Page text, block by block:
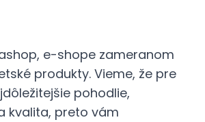
e-shope zameranom
produkty. Vieme, že pre
pohodlie,
kvalita, preto vám